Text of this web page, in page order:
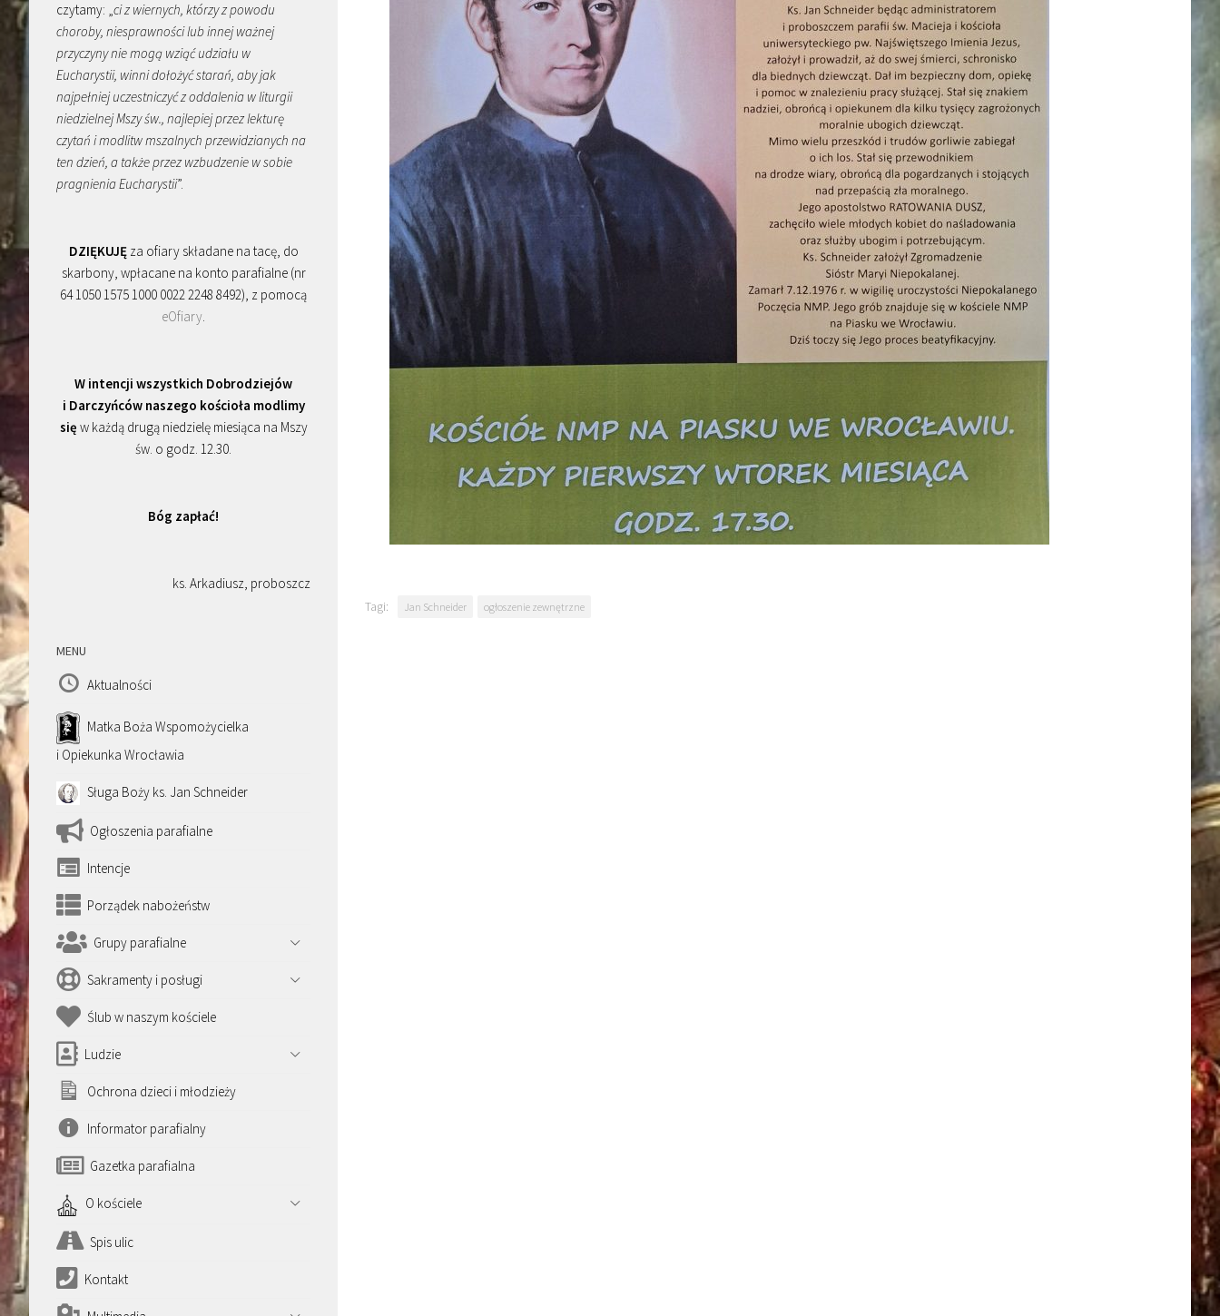
Tagi: Jan Schneider ogłoszenie zewnętrzne
czytamy: „ci z wiernych, którzy z powodu
choroby, niesprawności lub innej ważnej
przyczyny nie mogą wziąć udziału w
Eucharystii, winni dołożyć starań, aby jak
najpełniej uczestniczyć z oddalenia w liturgii
niedzielnej Mszy św., najlepiej przez lekturę
czytań i modlitw mszalnych przewidzianych na
ten dzień, a także przez wzbudzenie w sobie
pragnienia Eucharystii”.
DZIĘKUJĘza ofiary składane na tacę, do
skarbony, wpłacane na konto parafialne (nr
64 1050 1575 1000 0022 2248 8492), z pomocą
eOfiary.
W intencji wszystkich Dobrodziejów
i Darczyńców naszego kościoła modlimy
się w każdą drugą niedzielę miesiąca na Mszy
św. o godz. 12.30.
Bóg zapłać!
ks. Arkadiusz, proboszcz
MENU
Aktualności
Matka Boża Wspomożycielka
i Opiekunka Wrocławia
Sługa Boży ks. Jan Schneider
Ogłoszenia parafialne
Intencje
Porządek nabożeństw
Grupy parafialne
Sakramenty i posługi
Ślub w naszym kościele
Ludzie
Ochrona dzieci i młodzieży
Informator parafialny
Gazetka parafialna
O kościele
Spis ulic
Kontakt